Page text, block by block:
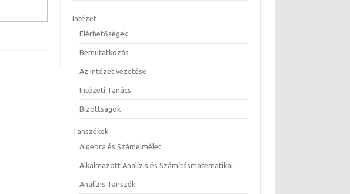
Intézet
Elérhetőségek
Bemutatkozás
Az intézet vezetése
Intézeti Tanács
Bizottságok
Tanszékek
Algebra és Számelmélet
Alkalmazott Analízis és Számításmatematikai
Analízis Tanszék